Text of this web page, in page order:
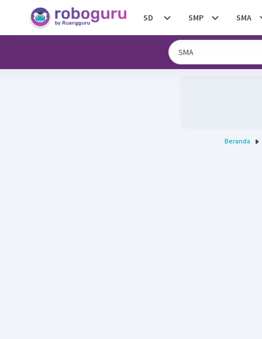
SD SMP SMA
Beranda